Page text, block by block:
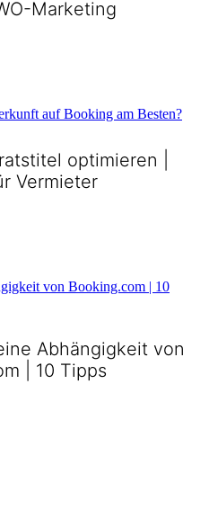
Marketing
optimieren |
Vermieter
Abhängigkeit von
| 10 Tipps